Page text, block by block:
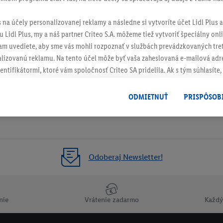
Odoberaj Newsletter!
Vrátenie zadarmo
účely personalizovanej reklamy a následne si vytvoríte účet Lidl Plus
Lidl Plus, my a náš partner Criteo S.A. môžeme tiež vytvoriť špeciálny
uvediete, aby sme vás mohli rozpoznať v službách prevádzkovaných
reklamu. Na tento účel môže byť vaša zaheslovaná e-mailová
ktoré vám spoločnosť Criteo SA pridelila. Ak s tým súhlasíte,
nie jeho zakúpením), sa môžu zobrazovať aj na rôznych zariadeniach a
možno priradiť niekoľko koncových zariadení alebo používanie viacerých
e-mailovej adresy a prípadne ďalších identifikátorov/
" môžete povoliť iba používanie potrebných technológií.
práve kedykoľvek odvolať súhlas s účinnosťou do budúcnosti
.
ODMIETNUŤ